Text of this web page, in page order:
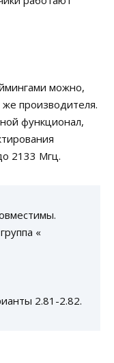
можно,
производителя.
функционал,
2133 Мгц.
«
2.81-2.82.